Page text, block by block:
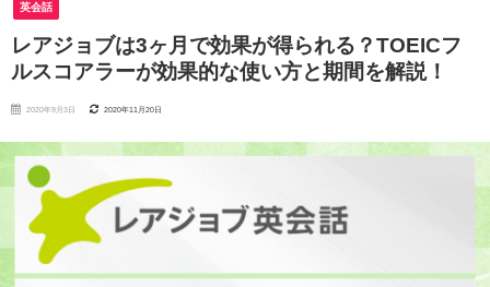
英会話
レアジョブは3ヶ月で効果が得られる？TOEICフ
ルスコアラーが効果的な使い方と期間を解説！
2020年9月3日 2020年11月20日